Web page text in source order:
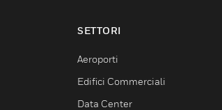
SETTORI
Aeroporti
Edifici Commerciali
Data Center